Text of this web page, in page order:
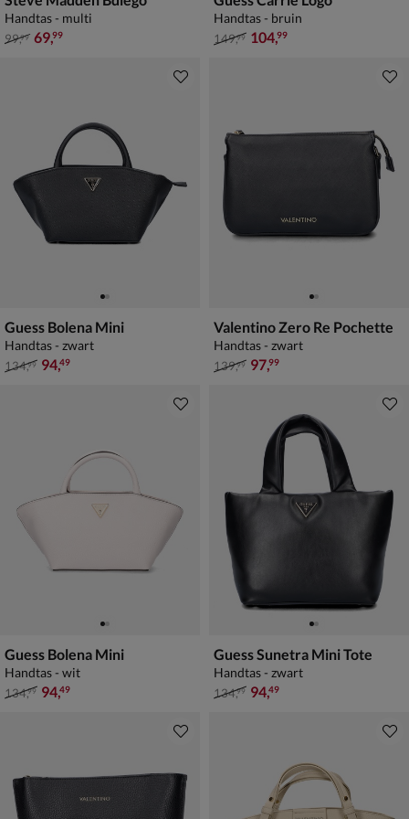
Handtas - multi
van € 99,99 voor € 69,99
99,99 69,99
Handtas - bruin
van € 149,99 voor € 104,99
149,99 104,99
Guess Bolena Mini
Handtas - zwart
van € 134,99 voor € 94,49
134,99 94,49
Valentino Zero Re Pochette
Handtas - zwart
van € 139,99 voor € 97,99
139,99 97,99
Guess Bolena Mini
Handtas - wit
van € 134,99 voor € 94,49
134,99 94,49
Guess Sunetra Mini Tote
Handtas - zwart
van € 134,99 voor € 94,49
134,99 94,49